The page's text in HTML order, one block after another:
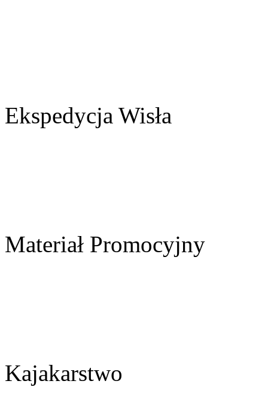
Ekspedycja Wisła
Materiał Promocyjny
Kajakarstwo